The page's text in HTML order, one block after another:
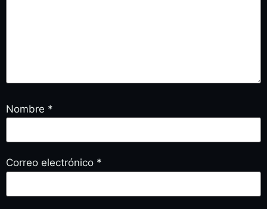
Nombre *
Correo electrónico *